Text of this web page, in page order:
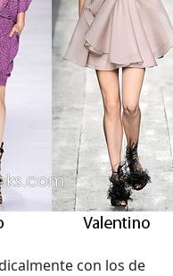
con los de